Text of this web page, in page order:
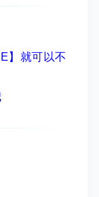
】 就可以不